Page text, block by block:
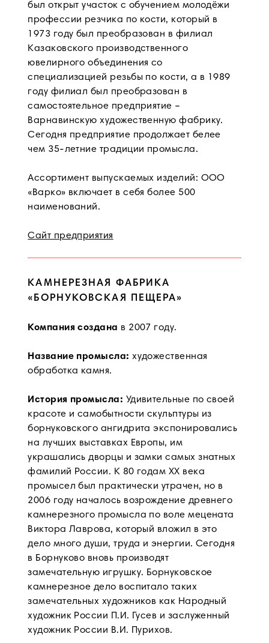
был открыт участок с обучением молодёжи
профессии резчика по кости, который в
1973 году был преобразован в филиал
Казаковского производственного
ювелирного объединения со
специализацией резьбы по кости, а в 1989
году филиал был преобразован в
самостоятельное предприятие –
Варнавинскую художественную фабрику.
Сегодня предприятие продолжает белее
чем 35-летние традиции промысла.
Ассортимент выпускаемых изделий: ООО
«Варко» включает в себя более 500
наименований.
Сайт предприятия
КАМНЕРЕЗНАЯ ФАБРИКА
«БОРНУКОВСКАЯ ПЕЩЕРА»
Компания создана в 2007 году.
Название промысла:художественная
обработка камня.
История промысла: Удивительные по своей
красоте и самобытности скульптуры из
борнуковского ангидрита экспонировались
на лучших выставках Европы, им
украшались дворцы и замки самых знатных
фамилий России. К 80 годам XX века
промысел был практически утрачен, но в
2006 году началось возрождение древнего
камнерезного промысла по воле мецената
Виктора Лаврова, который вложил в это
дело много души, труда и энергии. Сегодня
в Борнуково вновь производят
замечательную игрушку. Борнуковское
камнерезное дело воспитало таких
замечательных художников как Народный
художник России П.И. Гусев и заслуженный
художник России В.И. Пурихов.